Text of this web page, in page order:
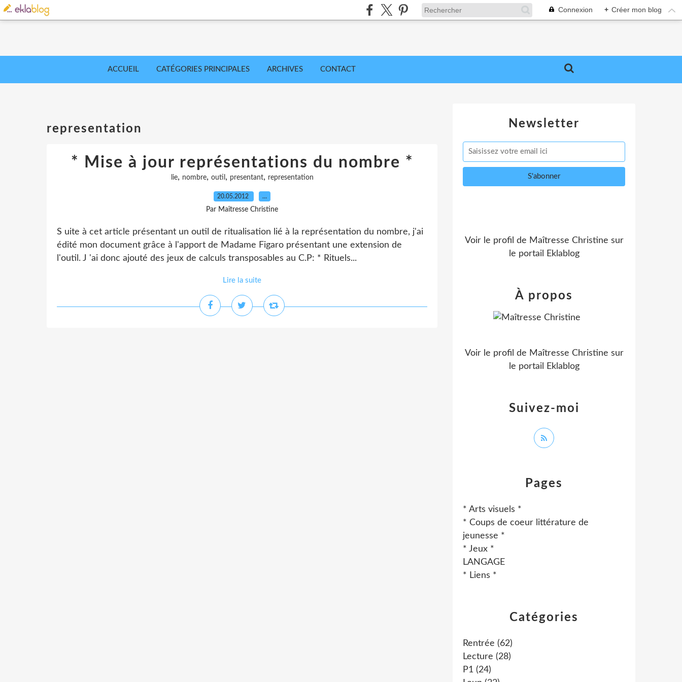
Connexion + Créer mon blog
ACCUEIL CATÉGORIES PRINCIPALES ARCHIVES CONTACT
representation
* Mise à jour représentations du nombre *
lie, nombre, outil , presentant, representation
20.05.2012 …
Par Maîtresse Christine
S uite à cet article présentant un outil de ritualisation lié à la représentation du nombre, j'ai
édité mon document grâce à l'apport de Madame Figaro présentant une extension de
l'outil. J 'ai donc ajouté des jeux de calculs transposables au C.P: * Rituels...
Lire la suite
Newsletter
Catégories
Rentrée (62)
Lecture (28)
P1 (24)
Pages
* Arts visuels *
* Coups de coeur littérature de
jeunesse *
* Jeux *
LANGAGE
* Liens *
Voir le profil de Maîtresse Christine sur
le portail Eklablog
Suivez-moi
À propos
Voir le profil de Maîtresse Christine sur
le portail Eklablog